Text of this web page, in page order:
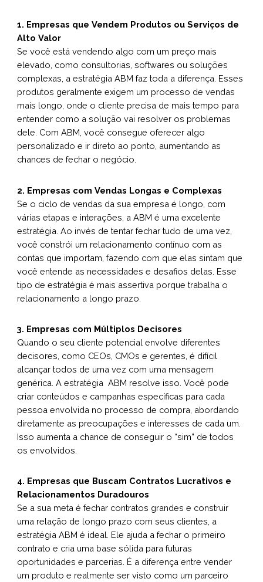
1. Empresas que Vendem Produtos ou Serviços de
Alto Valor
Se você está vendendo algo com um preço mais
elevado, como consultorias, softwares ou soluções
complexas, a estratégia ABM faz toda a diferença. Esses
produtos geralmente exigem um processo de vendas
mais longo, onde o cliente precisa de mais tempo para
entender como a solução vai resolver os problemas
dele. Com ABM, você consegue oferecer algo
personalizado e ir direto ao ponto, aumentando as
chances de fechar o negócio.
2. Empresas com Vendas Longas e Complexas
Se o ciclo de vendas da sua empresa é longo, com
várias etapas e interações, a ABM é uma excelente
estratégia. Ao invés de tentar fechar tudo de uma vez,
você constrói um relacionamento contínuo com as
contas que importam, fazendo com que elas sintam que
você entende as necessidades e desafios delas. Esse
tipo de estratégia é mais assertiva porque trabalha o
relacionamento a longo prazo.
3. Empresas com Múltiplos Decisores
Quando o seu cliente potencial envolve diferentes
decisores, como CEOs, CMOs e gerentes, é difícil
alcançar todos de uma vez com uma mensagem
genérica. A estratégia ABM resolve isso. Você pode
criar conteúdos e campanhas específicas para cada
pessoa envolvida no processo de compra, abordando
diretamente as preocupações e interesses de cada um.
Isso aumenta a chance de conseguir o “sim” de todos
os envolvidos.
4. Empresas que Buscam Contratos Lucrativos e
Relacionamentos Duradouros
Se a sua meta é fechar contratos grandes e construir
uma relação de longo prazo com seus clientes, a
estratégia ABM é ideal. Ele ajuda a fechar o primeiro
contrato e cria uma base sólida para futuras
oportunidades e parcerias. É a diferença entre vender
um produto e realmente ser visto como um parceiro